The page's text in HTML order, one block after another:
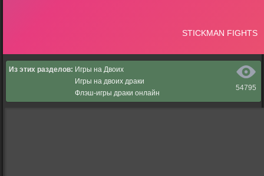
54795
Из этих разделов: Игры на Двоих
Игры на двоих драки
Флэш-игры драки онлайн